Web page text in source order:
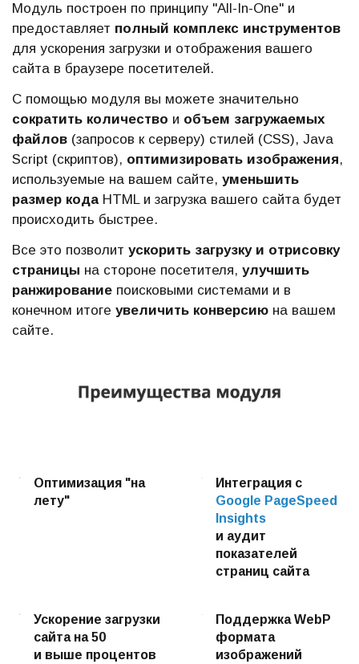
Модуль построен по принципу "All-In-One" и
предоставляет полный комплекс инструментов
для ускорения загрузки и отображения вашего
сайта в браузере посетителей.
С помощью модуля вы можете значительно
сократить количество и объем загружаемых
файлов (запросов к серверу) стилей (CSS), Java
Script (скриптов), оптимизировать изображения,
используемые на вашем сайте, уменьшить
размер кодаHTML и загрузка вашего сайта будет
происходить быстрее.
Все это позволит ускорить загрузку и отрисовку
страницы на стороне посетителя, улучшить
ранжирование поисковыми системами и в
конечном итоге увеличить конверсию на вашем
сайте.
Оптимизация "на
лету"
Интеграция с
Google PageSpeed
Insights
и аудит
показателей
страниц сайта
Ускорение загрузки
сайта на 50
и выше процентов
Поддержка WebP
формата
изображений